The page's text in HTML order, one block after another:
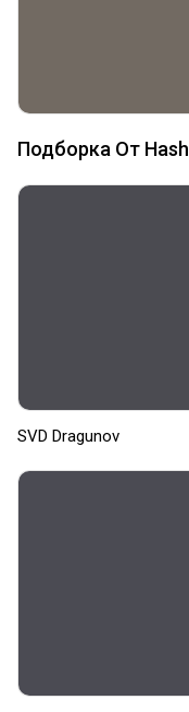
Подборка От Hash
SVD Dragunov